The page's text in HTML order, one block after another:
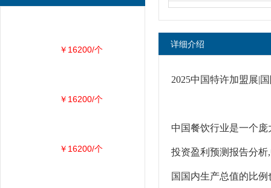
详细介绍
2025中国特许加盟展|
中国餐饮行业是一个
投资盈利预测报告分析
国国内生产总值的比
￥16200/个
￥16200/个
￥16200/个